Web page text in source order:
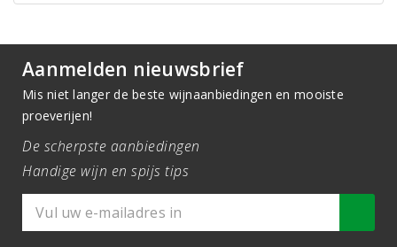
Aanmelden nieuwsbrief
Mis niet langer de beste wijnaanbiedingen en mooiste
proeverijen!
De scherpste aanbiedingen
Handige wijn en spijs tips